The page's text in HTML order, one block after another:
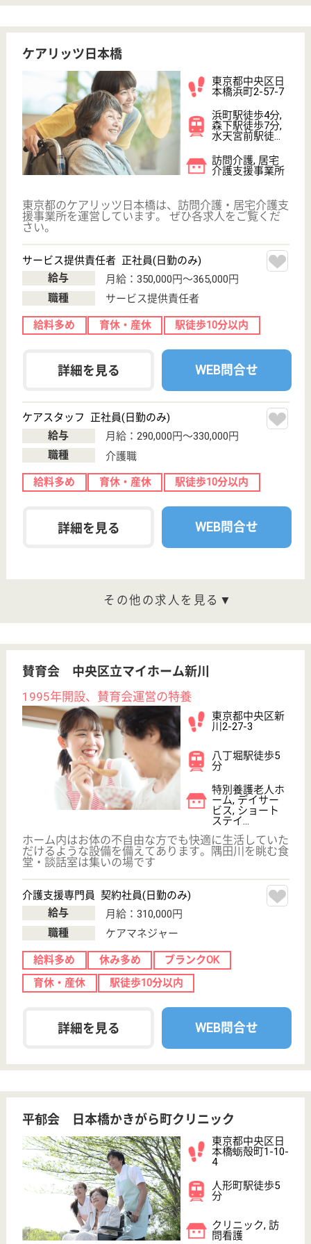
エリア・駅
東京都/中央区
変更
こだわり条件
給料多め
変更
事業所情報の一部は、厚生労働省の介護事業所・生活関連情報
検索「介護サービス情報公表システム 」から転載しておりま
30秒登録
保有資格を選択してくださ
い
保有資格 必須
初任者研修 実務者研修
介護福祉士 社会福祉士
ケアマネジャー
その他・なし
誕生年を
誕生年 必須
戻る
クリックジョブ介護とは
ご利用の流れ
公式LINE＠
お役立ち情報
転職ノウハウ
初めての介護転職
介護転職お悩み相談室
介護業界給与データ
転職事例
サイトマップ 利用規約
プライバシーポリシー 運営会社